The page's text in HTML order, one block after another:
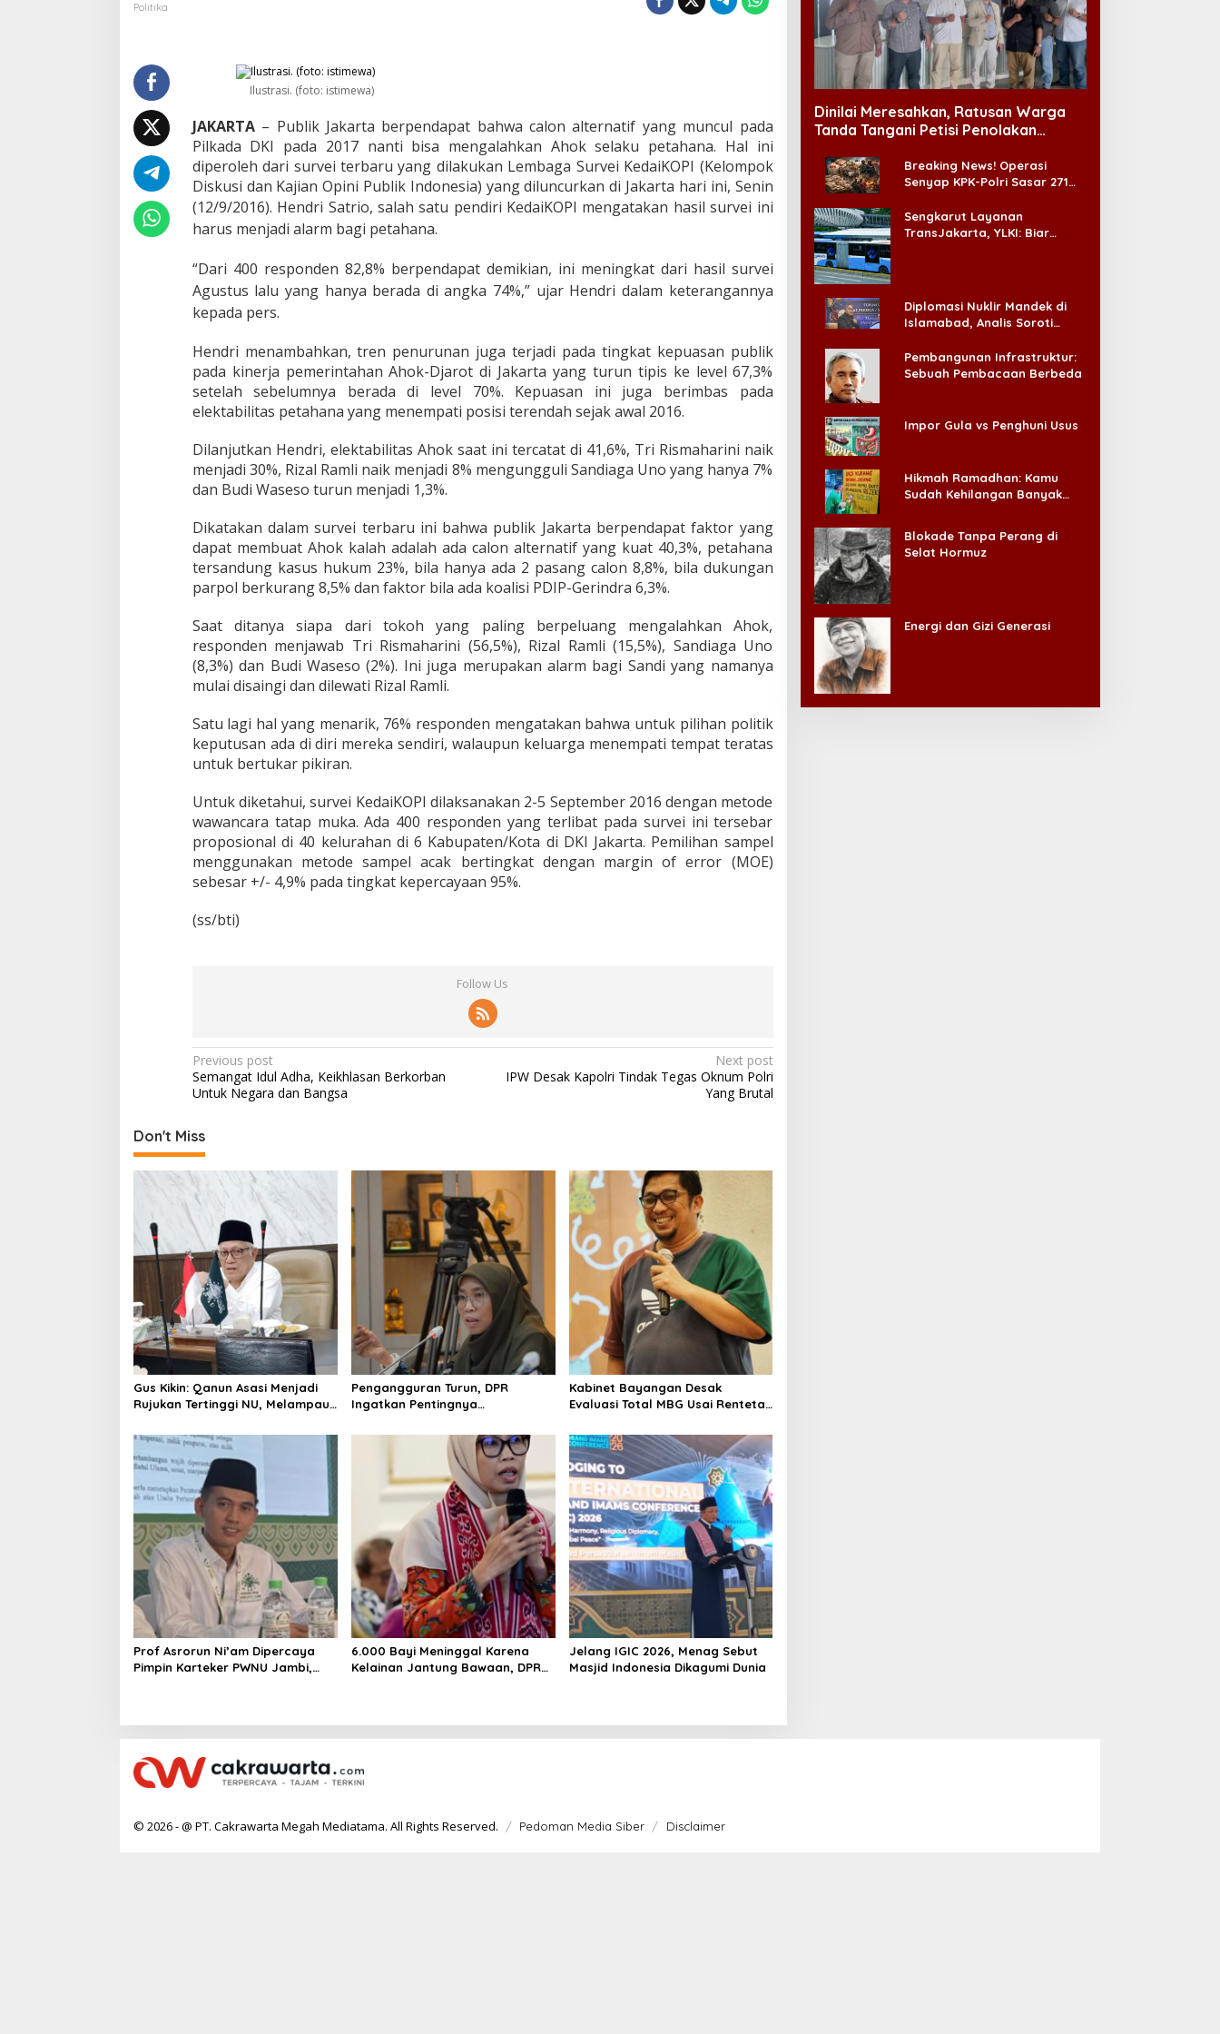
J
a
a
r
t
a
Y
a
k
i
A
h
o
k
i
s
a
D
i
a
l
a
h
a
n
Politika
Ilustrasi. (foto: istimewa)
JAKARTA– Publik Jakarta berpendapat bahwa calon alternatif yang muncul pada
Pilkada DKI pada 2017 nanti bisa mengalahkan Ahok selaku petahana. Hal ini
diperoleh dari survei terbaru yang dilakukan Lembaga Survei KedaiKOPI (Kelompok
Diskusi dan Kajian Opini Publik Indonesia) yang diluncurkan di Jakarta hari ini, Senin
(12/9/2016). Hendri Satrio, salah satu pendiri KedaiKOPI mengatakan hasil survei ini
harus menjadi alarm bagi petahana.
“Dari 400 responden 82,8% berpendapat demikian, ini meningkat dari hasil survei
Agustus lalu yang hanya berada di angka 74%,” ujar Hendri dalam keterangannya
kepada pers.
Hendri menambahkan, tren penurunan juga terjadi pada tingkat kepuasan publik
pada kinerja pemerintahan Ahok-Djarot di Jakarta yang turun‎ tipis ke level 67,3%
setelah sebelumnya berada di level 70%. Kepuasan ini juga berimbas pada
elektabilitas petahana yang menempati posisi terendah sejak awal 2016.
Dilanjutkan Hendri, elektabilitas Ahok saat ini tercatat di 41,6%, Tri Rismaharini naik
menjadi 30%, Rizal Ramli naik menjadi 8% mengungguli Sandiaga Uno yang hanya 7%
dan Budi Waseso turun menjadi 1,3%.
Dikatakan dalam survei terbaru ini bahwa publik Jakarta berpendapat faktor yang
dapat membuat Ahok‎ kalah adalah ada calon alternatif yang kuat 40,3%, petahana
tersandung kasus hukum 23%, bila hanya ada 2 pasang calon 8,8%, bila dukungan
parpol berkurang 8,5% dan faktor bila ada koalisi PDIP-Gerindra 6,3%.
Saat ditanya siapa dari tokoh yang paling berpeluang mengalahkan Ahok,
responden menjawab ‎Tri Rismaharini (56,5%), Rizal Ramli (15,5%), Sandiaga Uno
(8,3%) dan Budi Waseso (2%). Ini juga merupakan alarm bagi Sandi yang namanya
mulai disaingi dan dilewati Rizal Ramli.
Satu lagi hal yang menarik, 76% responden mengatakan bahwa untuk pilihan politik
keputusan ada di diri mereka sendiri, walaupun keluarga menempati tempat teratas
untuk bertukar pikiran.‎
Untuk diketahui, survei KedaiKOPI dilaksanakan 2-5 September 2016 dengan metode
wawancara tatap muka. Ada 400 responden yang terlibat pada survei ini tersebar
proposional di 40 kelurahan di 6 Kabupaten/Kota di DKI Jakarta. Pemilihan sampel
menggunakan metode sampel ‎acak bertingkat dengan margin of error (MOE)
sebesar +/- 4,9% pada tingkat kepercayaan 95%.
(ss/bti)
Follow Us
P
o
t
n
a
v
i
g
a
t
i
o
n
Previous post
Semangat Idul Adha, Keikhlasan Berkorban
Untuk Negara dan Bangsa
Next post
IPW Desak Kapolri Tindak Tegas Oknum Polri
Yang Brutal
Don't Miss
Gus Kikin: Qanun Asasi Menjadi
Rujukan Tertinggi NU, Melampaui
Pengangguran Turun, DPR
Ingatkan Pentingnya
Layak
Kabinet Bayangan Desak
Evaluasi Total MBG Usai Rentetan
Prof Asrorun Ni’am Dipercaya
Pimpin Karteker PWNU Jambi,
6.000 Bayi Meninggal Karena
Kelainan Jantung Bawaan, DPR
Jelang IGIC 2026, Menag Sebut
Masjid Indonesia Dikagumi Dunia
Dinilai Meresahkan, Ratusan Warga
Tanda Tangani Petisi Penolakan
Breaking News! Operasi
Senyap KPK-Polri Sasar 271
Ada ‘Badai Pemeriksaan’
Sengkarut Layanan
TransJakarta, YLKI: Biar
Diplomasi Nuklir Mandek di
Islamabad, Analis Soroti
Pembangunan Infrastruktur:
Sebuah Pembacaan Berbeda
Impor Gula vs Penghuni Usus
Hikmah Ramadhan: Kamu
Sudah Kehilangan Banyak
Blokade Tanpa Perang di
Selat Hormuz
Energi dan Gizi Generasi
© 2026 - @ PT. Cakrawarta Megah Mediatama. All Rights Reserved. Pedoman Media Siber Disclaimer